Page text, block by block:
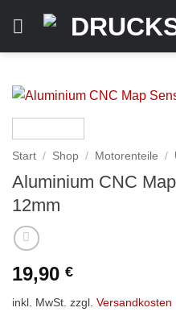
Inhalt
springen
Start / Shop / Motorenteile /
Aluminium CNC
12mm
19,90 €
inkl. MwSt. zzgl. Versandkosten